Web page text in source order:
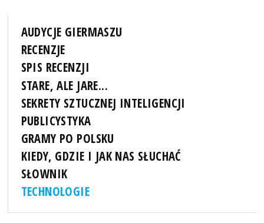
AUDYCJE GIERMASZU
RECENZJE
SPIS RECENZJI
STARE, ALE JARE...
SEKRETY SZTUCZNEJ INTELIGENCJI
PUBLICYSTYKA
GRAMY PO POLSKU
KIEDY, GDZIE I JAK NAS SŁUCHAĆ
SŁOWNIK
TECHNOLOGIE